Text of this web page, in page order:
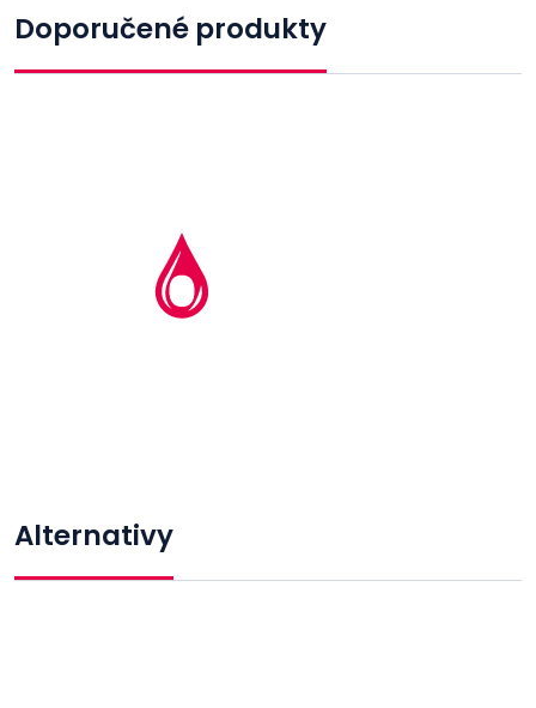
Doporučené produkty
Alternativy